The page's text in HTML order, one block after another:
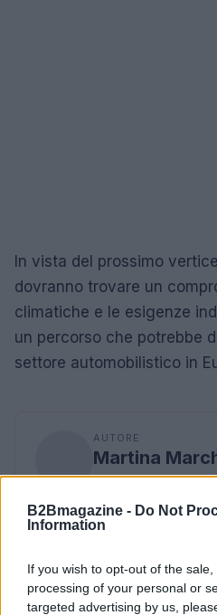
B2Bmagazine - Do Not
Information
If you wish to opt-out of the
processing of your personal or
targeted advertising by us,
In vista del prossimo
dovranno trovare un
climatiche e le esigenze
un percorso che potrebbe
settore automobilistico in
AUTORE
Martina
ha coperto il piano
sostenendo una
mappa manoscritta
agenda.